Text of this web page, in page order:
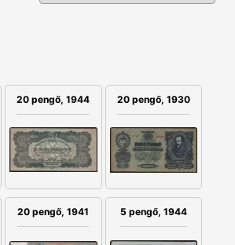
20 pengő, 1944 20 pengő, 1930
20 pengő, 1941 5 pengő, 1944